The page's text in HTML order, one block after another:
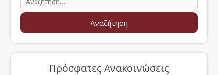
Πρόσφατες Ανακοινώσεις